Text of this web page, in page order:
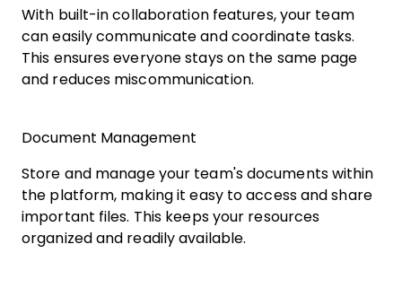
With built-in collaboration features, your team
can easily communicate and coordinate tasks.
This ensures everyone stays on the same page
and reduces miscommunication.
Document Management
Store and manage your team's documents within
the platform, making it easy to access and share
important files. This keeps your resources
organized and readily available.